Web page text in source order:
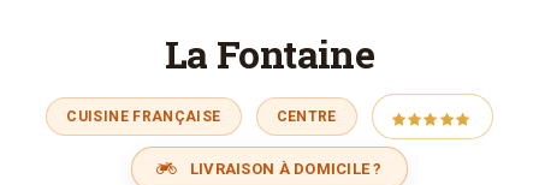
La Fontaine
CUISINE FRANÇAISE CENTRE
LIVRAISON À DOMICILE ?